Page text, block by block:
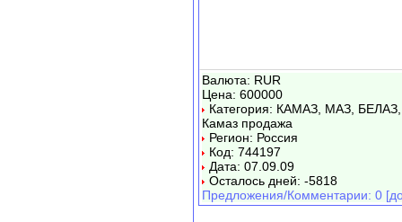
Валюта: RUR
Цена: 600000
Категория: КАМАЗ, МАЗ,
Камаз продажа
Регион: Россия
Код: 744197
Дата: 07.09.09
Осталось дней: -5818
Предложения/Комментарии: 0